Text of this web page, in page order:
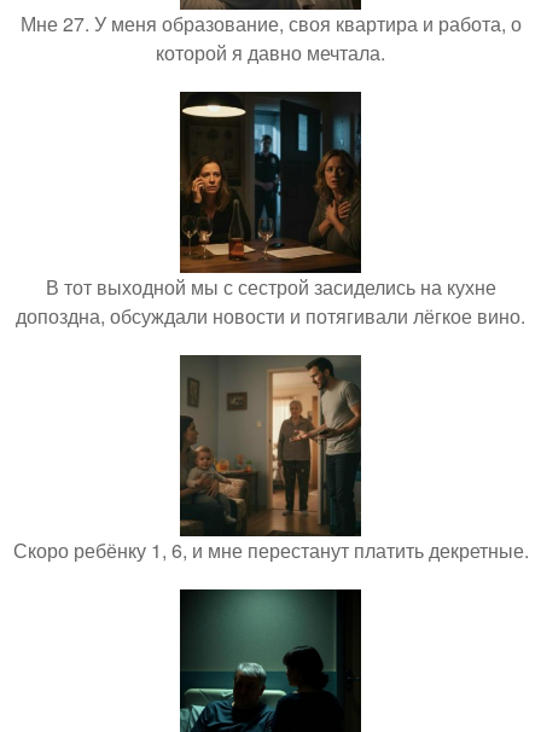
Мне 27. У меня образование, своя квартира и работа, о
которой я давно мечтала.
В тот выходной мы с сестрой засиделись на кухне
допоздна, обсуждали новости и потягивали лёгкое вино.
Скоро ребёнку 1, 6, и мне перестанут платить декретные.